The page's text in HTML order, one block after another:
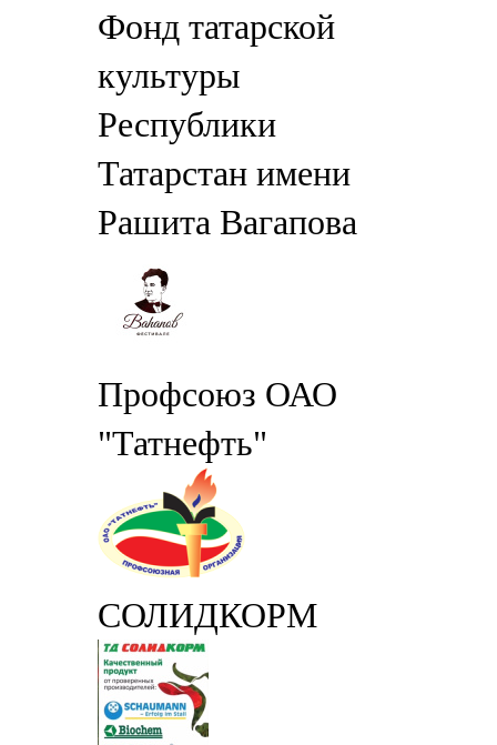
Фонд татарской
культуры
Республики
Татарстан имени
Рашита Вагапова
Профсоюз ОАО
"Татнефть"
СОЛИДКОРМ